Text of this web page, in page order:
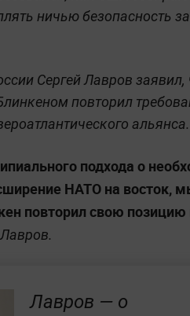
ничью безопасность
Сергей Лавров заявил,
повторил
альянса.
подхода о
НАТО на восток,
повторил свою позицию
Лавров — о